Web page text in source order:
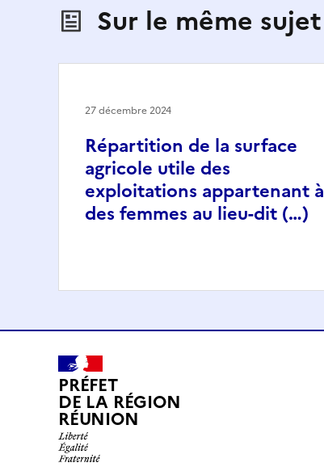
Sur le même sujet
Répartition de la surface
agricole utile des
exploitations appartenant à
des femmes au lieu-dit (…)
27 décembre 2024
PRÉFET
DE LA RÉGION
RÉUNION